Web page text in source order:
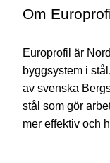
Om
Europrofil är
byggsystem i
av svenska
stål som gör
mer effektiv och